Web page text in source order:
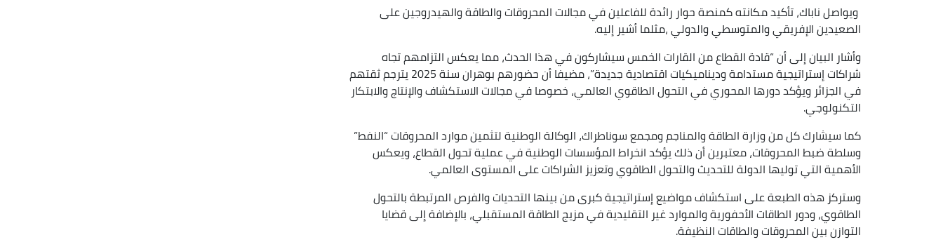
ويواصل ناباك، تأكيد مكانته كمنصة حوار رائدة للفاعلين في مجالات المحروقات والطاقة والهيدروجين على
الصعيدين الإفريقي والمتوسطي والدولي ،مثلما أشير إليه.
وأشار البيان إلى أن “قادة القطاع من القارات الخمس سيشاركون في هذا الحدث، مما يعكس التزامهم تجاه
شراكات إستراتيجية مستدامة وديناميكيات اقتصادية جديدة”، مضيفا أن حضورهم بوهران سنة 2025 يترجم ثقتهم
في الجزائر ويؤكد دورها المحوري في التحول الطاقوي العالمي، خصوصا في مجالات الاستكشاف والإنتاج والابتكار
التكنولوجي.
كما سيشارك كل من وزارة الطاقة والمناجم ومجمع سوناطراك، الوكالة الوطنية لتثمين موارد المحروقات “النفط”
وسلطة ضبط المحروقات، معتبرين أن ذلك يؤكد انخراط المؤسسات الوطنية في عملية تحول القطاع، ويعكس
الأهمية التي توليها الدولة للتحديث والتحول الطاقوي وتعزيز الشراكات على المستوى العالمي.
وستركز هذه الطبعة على استكشاف مواضيع إستراتيجية كبرى من بينها التحديات والفرص المرتبطة بالتحول
الطاقوي، ودور الطاقات الأحفورية والموارد غير التقليدية في مزيج الطاقة المستقبلي، بالإضافة إلى قضايا
التوازن بين المحروقات والطاقات النظيفة.